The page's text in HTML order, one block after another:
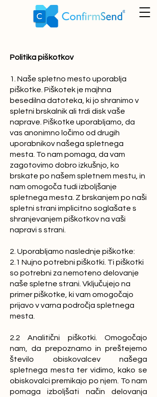
Politika piškotkov
1. Naše spletno mesto uporablja
piškotke. Piškotek je majhna
besedilna datoteka, ki jo shranimo v
spletni brskalnik ali trdi disk vaše
naprave. Piškotke uporabljamo, da
vas anonimno ločimo od drugih
uporabnikov našega spletnega
mesta. To nam pomaga, da vam
zagotovimo dobro izkušnjo, ko
brskate po našem spletnem mestu, in
nam omogoča tudi izboljšanje
spletnega mesta. Z brskanjem po naši
spletni strani implicitno soglašate s
shranjevanjem piškotkov na vaši
napravi s strani.
2. Uporabljamo naslednje piškotke:
2.1 Nujno potrebni piškotki. Ti piškotki
so potrebni za nemoteno delovanje
naše spletne strani. Vključujejo na
primer piškotke, ki vam omogočajo
prijavo v varna področja spletnega
mesta.
2.2 Analitični piškotki. Omogočajo
nam, da prepoznamo in preštejemo
število obiskovalcev našega
spletnega mesta ter vidimo, kako se
obiskovalci premikajo po njem. To nam
pomaga izboljšati način delovanja